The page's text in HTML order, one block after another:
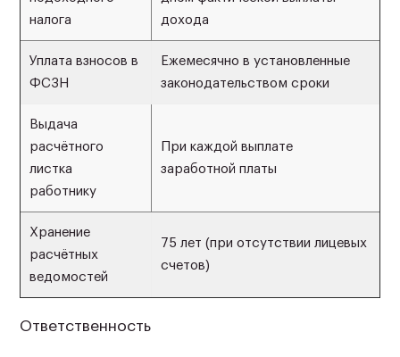
налога
дохода
Уплата взносов в
ФСЗН
Ежемесячно в установленные
законодательством сроки
Выдача
расчётного
листка
работнику
При каждой выплате
заработной платы
Хранение
расчётных
ведомостей
75 лет (при отсутствии лицевых
счетов)
Ответственность